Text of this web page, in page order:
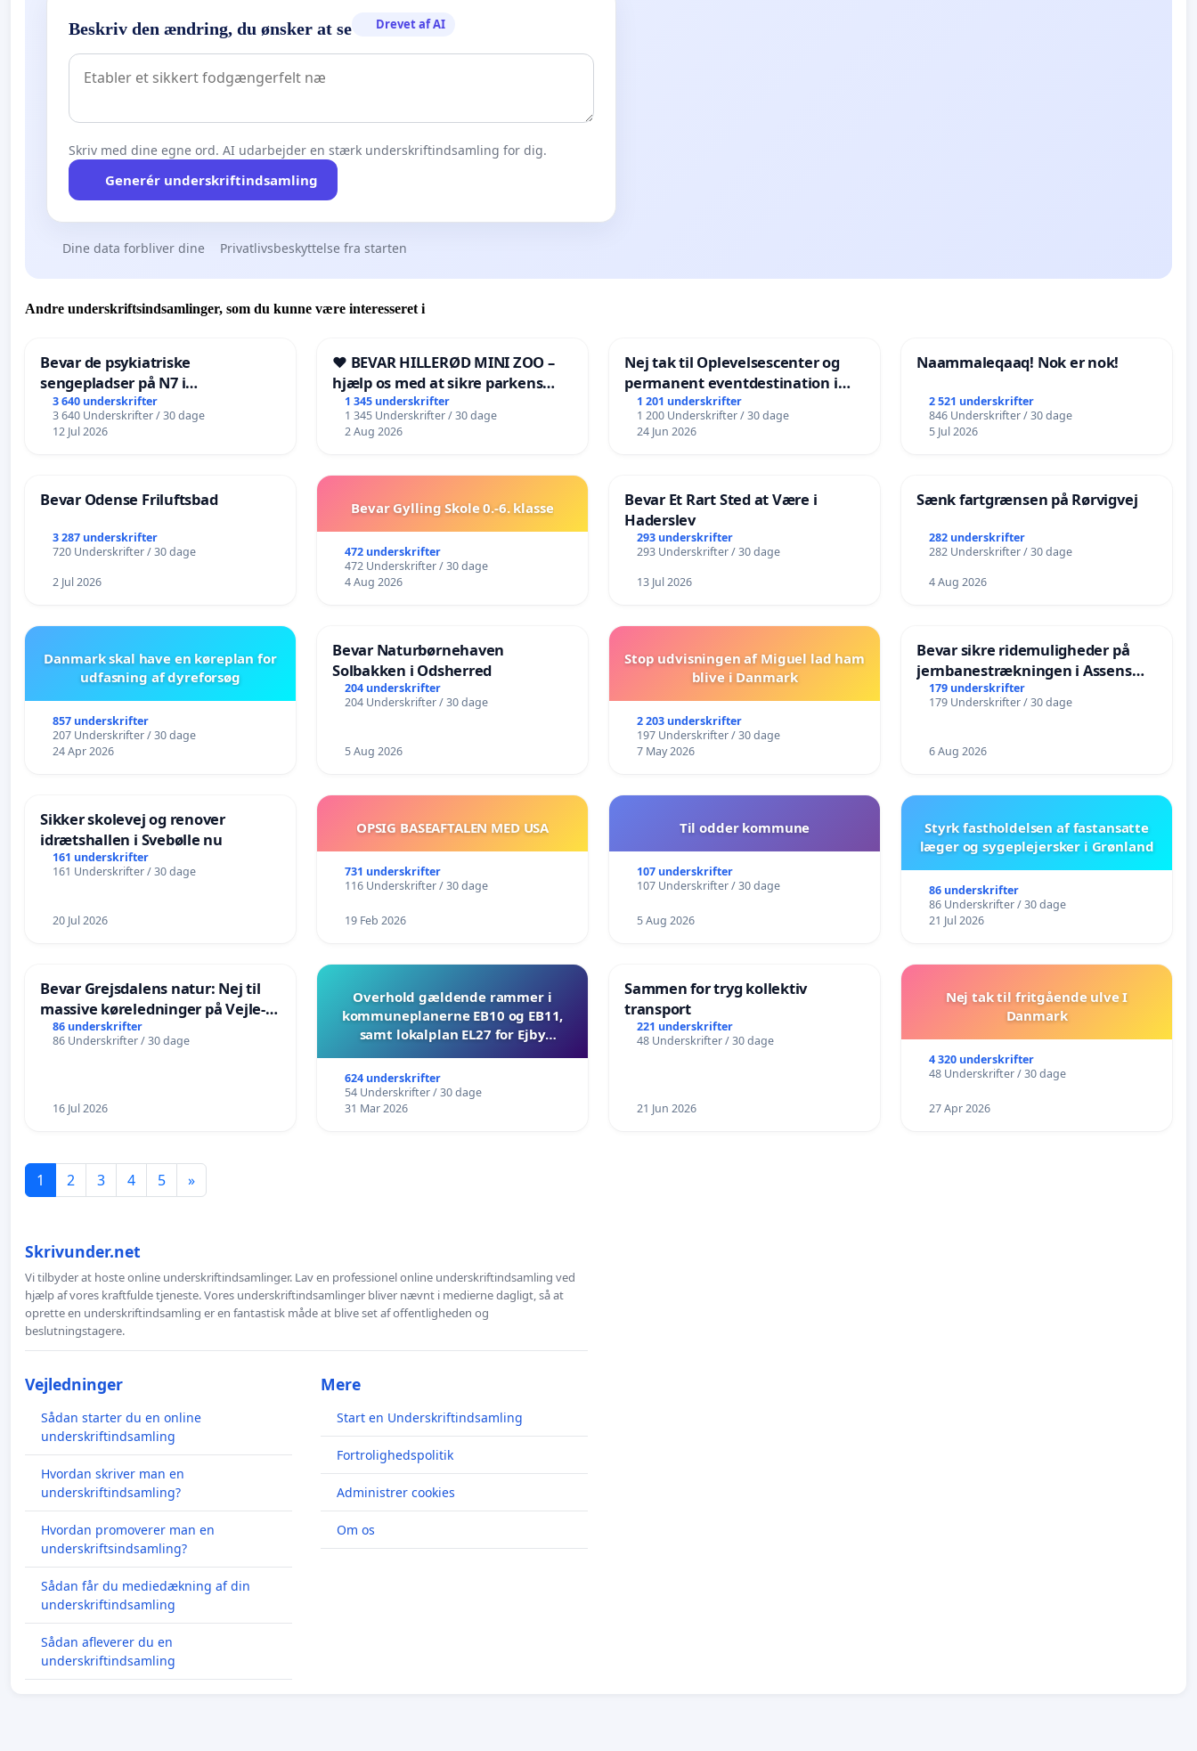
Beskriv den ændring, du ønsker at se Drevet af AI
Skriv med dine egne ord. AI udarbejder en stærk underskriftindsamling for dig.
Generér underskriftindsamling
Dine data forbliver dine Privatlivsbeskyttelse fra starten
Andre underskriftsindsamlinger, som du kunne være interesseret i
Bevar de psykiatriske
sengepladser på N7 i
Frederikshavn
3 640 underskrifter
3 640 Underskrifter / 30 dage
12 Jul 2026
❤️ BEVAR HILLERØD MINI ZOO –
hjælp os med at sikre parkens
fremtid ❤️
1 345 underskrifter
1 345 Underskrifter / 30 dage
2 Aug 2026
Nej tak til Oplevelsescenter og
permanent eventdestination i
Vejby - Ja tak til et levende
lokalområde i balance
1 201 underskrifter
1 200 Underskrifter / 30 dage
24 Jun 2026
Naammaleqaaq! Nok er nok!
2 521 underskrifter
846 Underskrifter / 30 dage
5 Jul 2026
Bevar Odense Friluftsbad
3 287 underskrifter
720 Underskrifter / 30 dage
2 Jul 2026
Bevar Gylling Skole 0.-6. klasse
472 underskrifter
472 Underskrifter / 30 dage
4 Aug 2026
Bevar Et Rart Sted at Være i
Haderslev
293 underskrifter
293 Underskrifter / 30 dage
13 Jul 2026
Sænk fartgrænsen på Rørvigvej
282 underskrifter
282 Underskrifter / 30 dage
4 Aug 2026
Danmark skal have en køreplan for
udfasning af dyreforsøg
857 underskrifter
207 Underskrifter / 30 dage
24 Apr 2026
Bevar Naturbørnehaven
Solbakken i Odsherred
204 underskrifter
204 Underskrifter / 30 dage
5 Aug 2026
Stop udvisningen af Miguel lad ham
blive i Danmark
2 203 underskrifter
197 Underskrifter / 30 dage
7 May 2026
Bevar sikre ridemuligheder på
jernbanestrækningen i Assens
Kommune
179 underskrifter
179 Underskrifter / 30 dage
6 Aug 2026
Sikker skolevej og renover
idrætshallen i Svebølle nu
161 underskrifter
161 Underskrifter / 30 dage
20 Jul 2026
OPSIG BASEAFTALEN MED USA
731 underskrifter
116 Underskrifter / 30 dage
19 Feb 2026
Til odder kommune
107 underskrifter
107 Underskrifter / 30 dage
5 Aug 2026
Styrk fastholdelsen af fastansatte
læger og sygeplejersker i Grønland
86 underskrifter
86 Underskrifter / 30 dage
21 Jul 2026
Bevar Grejsdalens natur: Nej til
massive køreledninger på Vejle-
Struer-banen
86 underskrifter
86 Underskrifter / 30 dage
16 Jul 2026
Overhold gældende rammer i
kommuneplanerne EB10 og EB11,
samt lokalplan EL27 for Ejby
624 underskrifter
54 Underskrifter / 30 dage
31 Mar 2026
Sammen for tryg kollektiv
transport
221 underskrifter
48 Underskrifter / 30 dage
21 Jun 2026
Nej tak til fritgående ulve I
Danmark
4 320 underskrifter
48 Underskrifter / 30 dage
27 Apr 2026
1 2 3 4 5 »
Skrivunder.net
Vi tilbyder at hoste online underskriftindsamlinger. Lav en professionel online underskriftindsamling ved
hjælp af vores kraftfulde tjeneste. Vores underskriftindsamlinger bliver nævnt i medierne dagligt, så at
oprette en underskriftindsamling er en fantastisk måde at blive set af offentligheden og
beslutningstagere.
Vejledninger
Sådan starter du en online
underskriftindsamling
Hvordan skriver man en
underskriftindsamling?
Hvordan promoverer man en
underskriftsindsamling?
Sådan får du mediedækning af din
underskriftindsamling
Sådan afleverer du en
underskriftindsamling
Mere
Start en Underskriftindsamling
Fortrolighedspolitik
Administrer cookies
Om os